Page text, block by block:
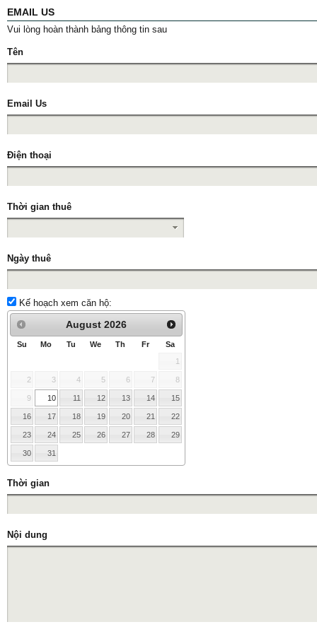
EMAIL US
Vui lòng hoàn thành bảng thông tin sau
Tên
Email Us
Điện thoại
Thời gian thuê
Ngày thuê
Kế hoạch xem căn hộ:
August 2026
Su Mo Tu We Th Fr Sa
1
2 3 4 5 6 7 8
9 10 11 12 13 14 15
16 17 18 19 20 21 22
23 24 25 26 27 28 29
30 31
Thời gian
Nội dung